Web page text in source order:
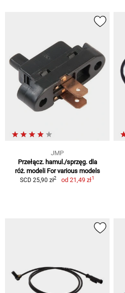
JMP
Przełącz. hamul./sprzęg. dla
róż. modeli For various models
SCD 25,90 zł2 od 21,49 zł1